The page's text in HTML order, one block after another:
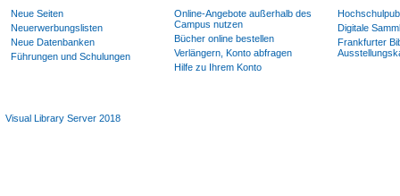
Neue Seiten
Neuerwerbungslisten
Neue Datenbanken
Führungen und Schulungen
Online-Angebote außerhalb des
Campus nutzen
Bücher online bestellen
Verlängern, Konto abfragen
Hilfe zu Ihrem Konto
Digitale
Frankfurter
Visual Library Server 2018